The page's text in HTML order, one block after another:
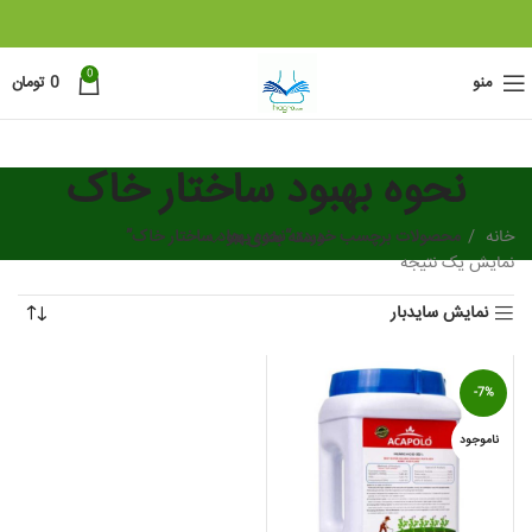
منو 0
0 تومان
نحوه بهبود ساختار خاک
دسته بندی ها خانه
محصولات برچسب خورده “نحوه بهبود ساختار خاک”
نمایش یک نتیجه
نمایش سایدبار
-7%
ناموجود